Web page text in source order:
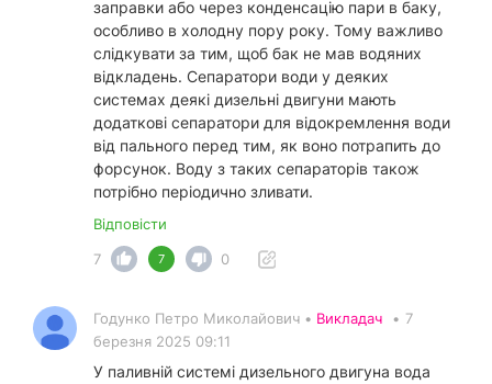
заправки або через конденсацію пари в баку,
особливо в холодну пору року. Тому важливо
слідкувати за тим, щоб бак не мав водяних
відкладень. Сепаратори води у деяких
системах деякі дизельні двигуни мають
додаткові сепаратори для відокремлення води
від пального перед тим, як воно потрапить до
форсунок. Воду з таких сепараторів також
потрібно періодично зливати.
Відповісти
7
7 0
Годунко Петро Миколайович • Викладач • 7
березня 2025 09:11
У паливній системі дизельного двигуна вода